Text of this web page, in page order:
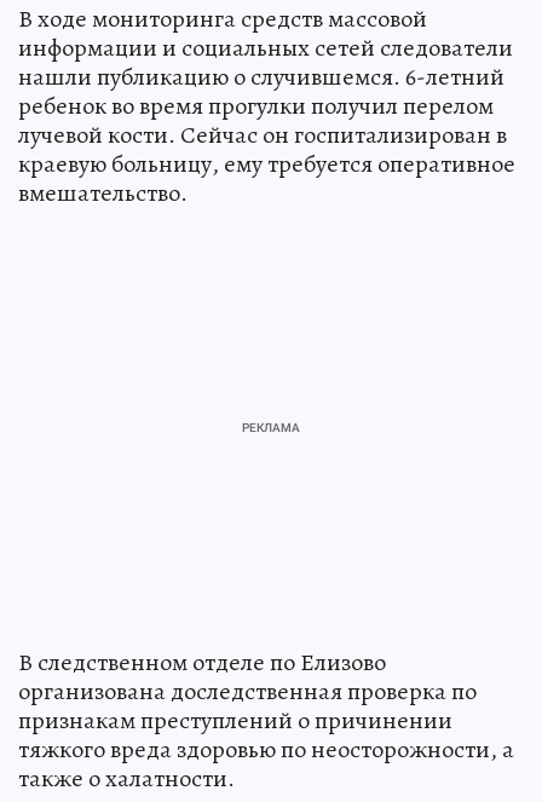
В ходе мониторинга средств массовой
информации и социальных сетей следователи
нашли публикацию о случившемся. 6-летний
ребенок во время прогулки получил перелом
лучевой кости. Сейчас он госпитализирован в
краевую больницу, ему требуется оперативное
вмешательство.
В следственном отделе по Елизово
организована доследственная проверка по
признакам преступлений о причинении
тяжкого вреда здоровью по неосторожности, а
также о халатности.